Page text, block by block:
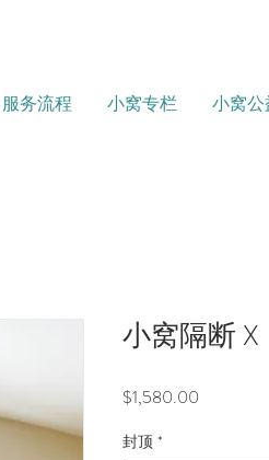
服务流程 小窝专栏 小窝公
小窝隔断 X
$1,580.00
封顶 *